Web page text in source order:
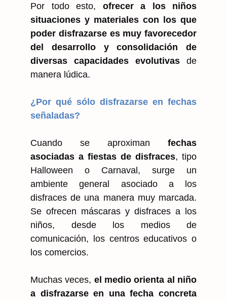
Por todo esto, ofrecer a los niños
situaciones y materiales con los que
poder disfrazarse es muy favorecedor
del desarrollo y consolidación de
diversas capacidades evolutivas de
manera lúdica.
¿Por qué sólo disfrazarse en fechas
señaladas?
Cuando se aproximan fechas
asociadas a fiestas de disfraces, tipo
Halloween o Carnaval, surge un
ambiente general asociado a los
disfraces de una manera muy marcada.
Se ofrecen máscaras y disfraces a los
niños, desde los medios de
comunicación, los centros educativos o
los comercios.
Muchas veces, el medio orienta al niño
a disfrazarse en una fecha concreta